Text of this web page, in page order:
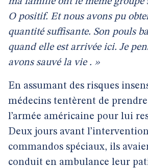
O positif. Et nous avons pu
quantité suffisante. Son pouls
quand elle est arrivée ici. Je
avons sauvé la vie . »
En assumant des risques
médecins tentèrent de
l’armée américaine pour lui
Deux jours avant
commandos spéciaux, ils
conduit en ambulance leur